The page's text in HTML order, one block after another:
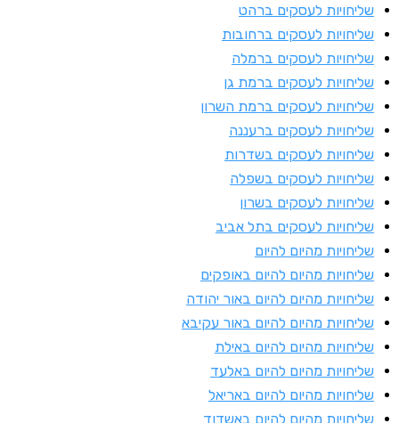
לעסקים ברהט
לעסקים ברחובות
לעסקים ברמלה
לעסקים ברמת גן
לעסקים ברמת השרון
לעסקים ברעננה
לעסקים בשדרות
לעסקים בשפלה
לעסקים בשרון
לעסקים בתל אביב
מהיום להיום
מהיום להיום באופקים
מהיום להיום באור יהודה
מהיום להיום באור עקיבא
מהיום להיום באילת
מהיום להיום באלעד
מהיום להיום באריאל
מהיום להיום באשדוד